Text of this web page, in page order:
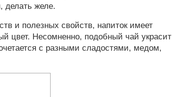
делать желе.
и полезных свойств, напиток имеет
цвет. Несомненно, подобный чай украсит
с разными сладостями, медом,